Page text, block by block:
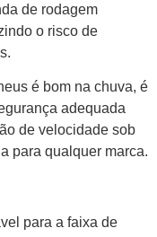
de rodagem
o risco de
é bom na chuva, é
adequada
de velocidade sob
para qualquer marca.
para a faixa de